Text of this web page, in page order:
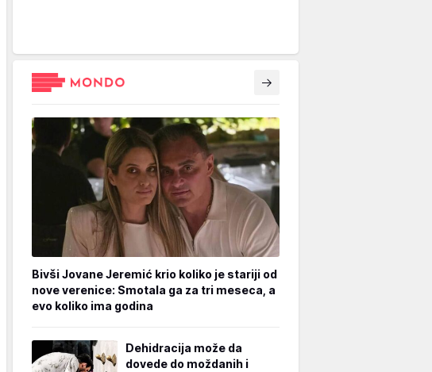
Bivši Jovane Jeremić krio koliko je stariji od
nove verenice: Smotala ga za tri meseca, a
evo koliko ima godina
Dehidracija može da
dovede do moždanih i